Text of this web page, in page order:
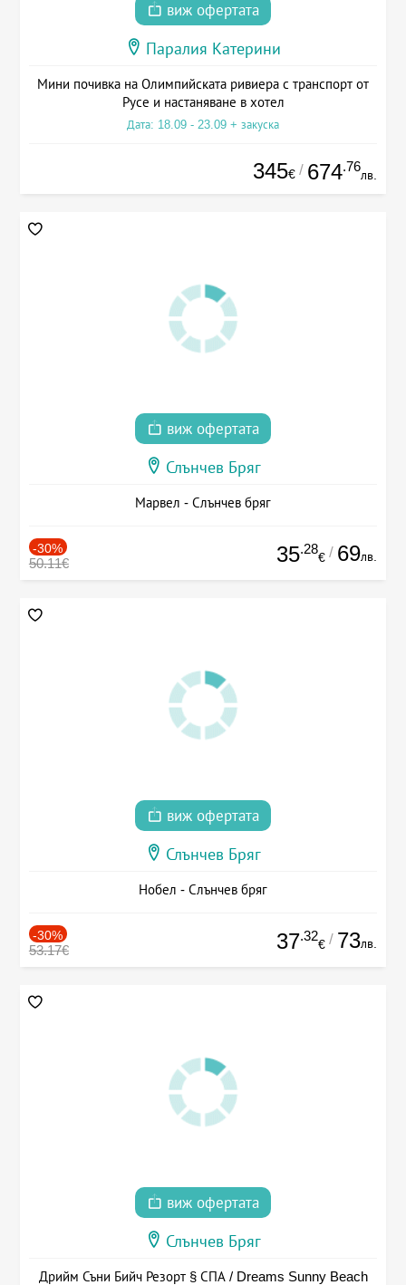
виж офертата
Паралия Катерини
Мини почивка на Олимпийската ривиера с транспорт от
Русе и настаняване в хотел
Дата: 18.09 - 23.09 + закуска
345€ / 674.76
лв.
виж офертата
Слънчев Бряг
Марвел - Слънчев бряг
-30%
50.11€ 35.28
€ / 69лв.
виж офертата
Слънчев Бряг
Нобел - Слънчев бряг
-30%
53.17€ 37.32
€ / 73лв.
виж офертата
Слънчев Бряг
Дрийм Съни Бийч Резорт § СПА / Dreams Sunny Beach